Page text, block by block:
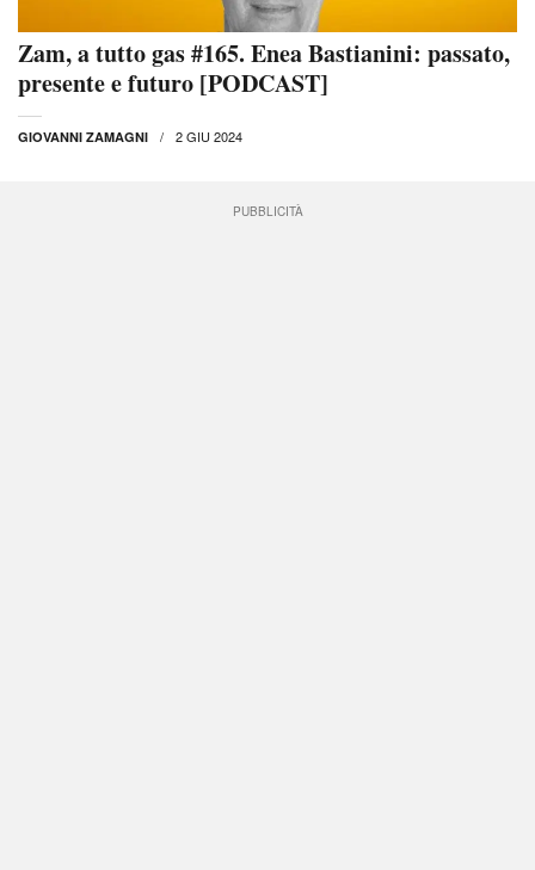
Zam, a tutto gas #165. Enea Bastianini: passato,
presente e futuro [PODCAST]
GIOVANNI ZAMAGNI 2 GIU 2024
PUBBLICITÀ